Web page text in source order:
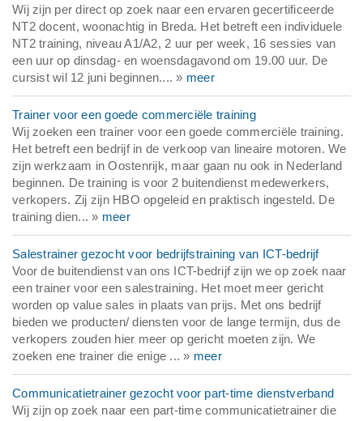
Wij zijn per direct op zoek naar een ervaren gecertificeerde
NT2 docent, woonachtig in Breda. Het betreft een individuele
NT2 training, niveau A1/A2, 2 uur per week, 16 sessies van
een uur op dinsdag- en woensdagavond om 19.00 uur. De
cursist wil 12 juni beginnen.... » meer
Trainer voor een goede commerciële training
Wij zoeken een trainer voor een goede commerciële training.
Het betreft een bedrijf in de verkoop van lineaire motoren. We
zijn werkzaam in Oostenrijk, maar gaan nu ook in Nederland
beginnen. De training is voor 2 buitendienst medewerkers,
verkopers. Zij zijn HBO opgeleid en praktisch ingesteld. De
training dien... » meer
Salestrainer gezocht voor bedrijfstraining van ICT-bedrijf
Voor de buitendienst van ons ICT-bedrijf zijn we op zoek naar
een trainer voor een salestraining. Het moet meer gericht
worden op value sales in plaats van prijs. Met ons bedrijf
bieden we producten/ diensten voor de lange termijn, dus de
verkopers zouden hier meer op gericht moeten zijn. We
zoeken ene trainer die enige ... » meer
Communicatietrainer gezocht voor part-time dienstverband
Wij zijn op zoek naar een part-time communicatietrainer die